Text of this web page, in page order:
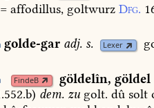
= affodillus, goltwurz Dfg.
golde-gar adj. s. Lexer
FindeB göldelîn, göldel
) dem.zugolt. dûsolt